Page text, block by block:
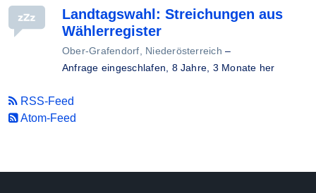
Landtagswahl: Streichungen aus
Wählerregister
Ober-Grafendorf, Niederösterreich –
Anfrage eingeschlafen, 8 Jahre, 3 Monate her
RSS-Feed
Atom-Feed